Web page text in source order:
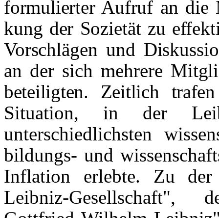
formulierter Aufruf an die
kung der Sozietät zu
Vorschlägen und
an der sich mehrere
beteiligten. Zeitlich
Situation, in der
unterschiedlichsten
bildungs- und
Inflation erlebte. Zu der
Leibniz-Gesellschaft",